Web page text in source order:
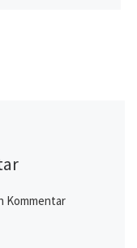
Kommentar